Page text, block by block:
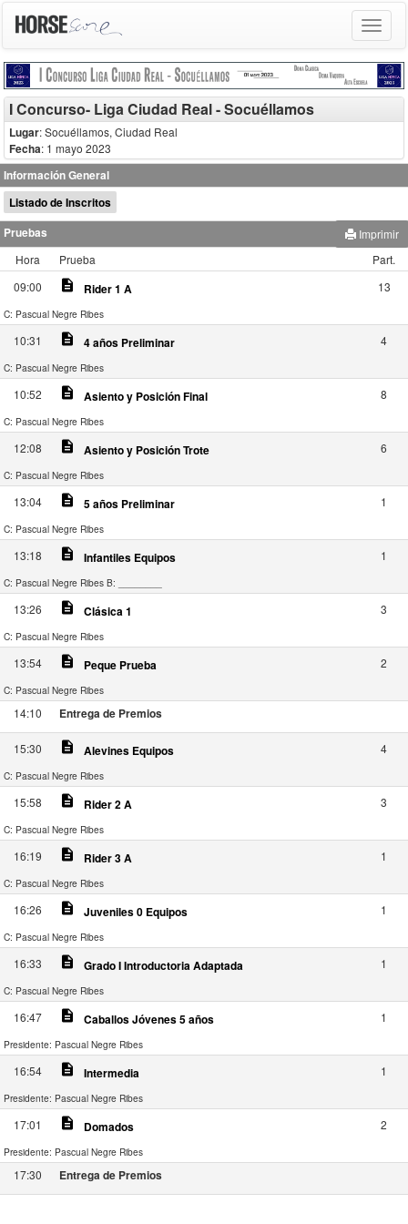
Toggle
I Concurso- Liga Ciudad Real - Socuéllamos
Lugar: Socuéllamos, Ciudad Real
Fecha: 1 mayo 2023
Información General
Listado de Inscritos
Pruebas
Imprimir
Hora
Prueba
Part.
09:00
description Rider 1 A 13
C: Pascual Negre Ribes
10:31 description 4 años Preliminar 4
C: Pascual Negre Ribes
10:52 description Asiento y Posición Final 8
C: Pascual Negre Ribes
12:08 description Asiento y Posición Trote 6
C: Pascual Negre Ribes
13:04 description 5 años Preliminar 1
C: Pascual Negre Ribes
13:18 description Infantiles Equipos 1
C: Pascual Negre Ribes B: ________
13:26 description Clásica 1 3
C: Pascual Negre Ribes
13:54 description Peque Prueba 2
C: Pascual Negre Ribes
14:10 Entrega de Premios
15:30 description Alevines Equipos 4
C: Pascual Negre Ribes
15:58 description Rider 2 A 3
C: Pascual Negre Ribes
16:19 description Rider 3 A 1
C: Pascual Negre Ribes
16:26 description Juveniles 0 Equipos 1
C: Pascual Negre Ribes
16:33 description Grado I Introductoria Adaptada 1
C: Pascual Negre Ribes
16:47 description Caballos Jóvenes 5 años 1
Presidente: Pascual Negre Ribes
16:54 description Intermedia 1
Presidente: Pascual Negre Ribes
17:01 description Domados 2
Presidente: Pascual Negre Ribes
17:30 Entrega de Premios